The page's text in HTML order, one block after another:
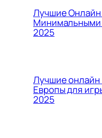
Лучшие
2025
Лучшие онлайн
Европы для
2025